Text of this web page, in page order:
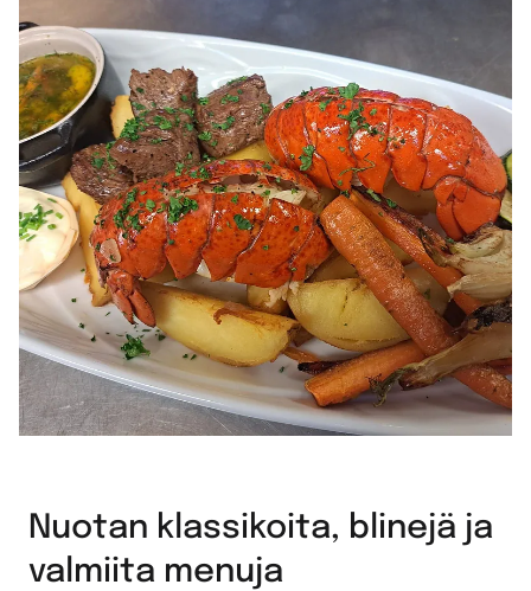
Nuotan klassikoita, blinejä ja
valmiita menuja